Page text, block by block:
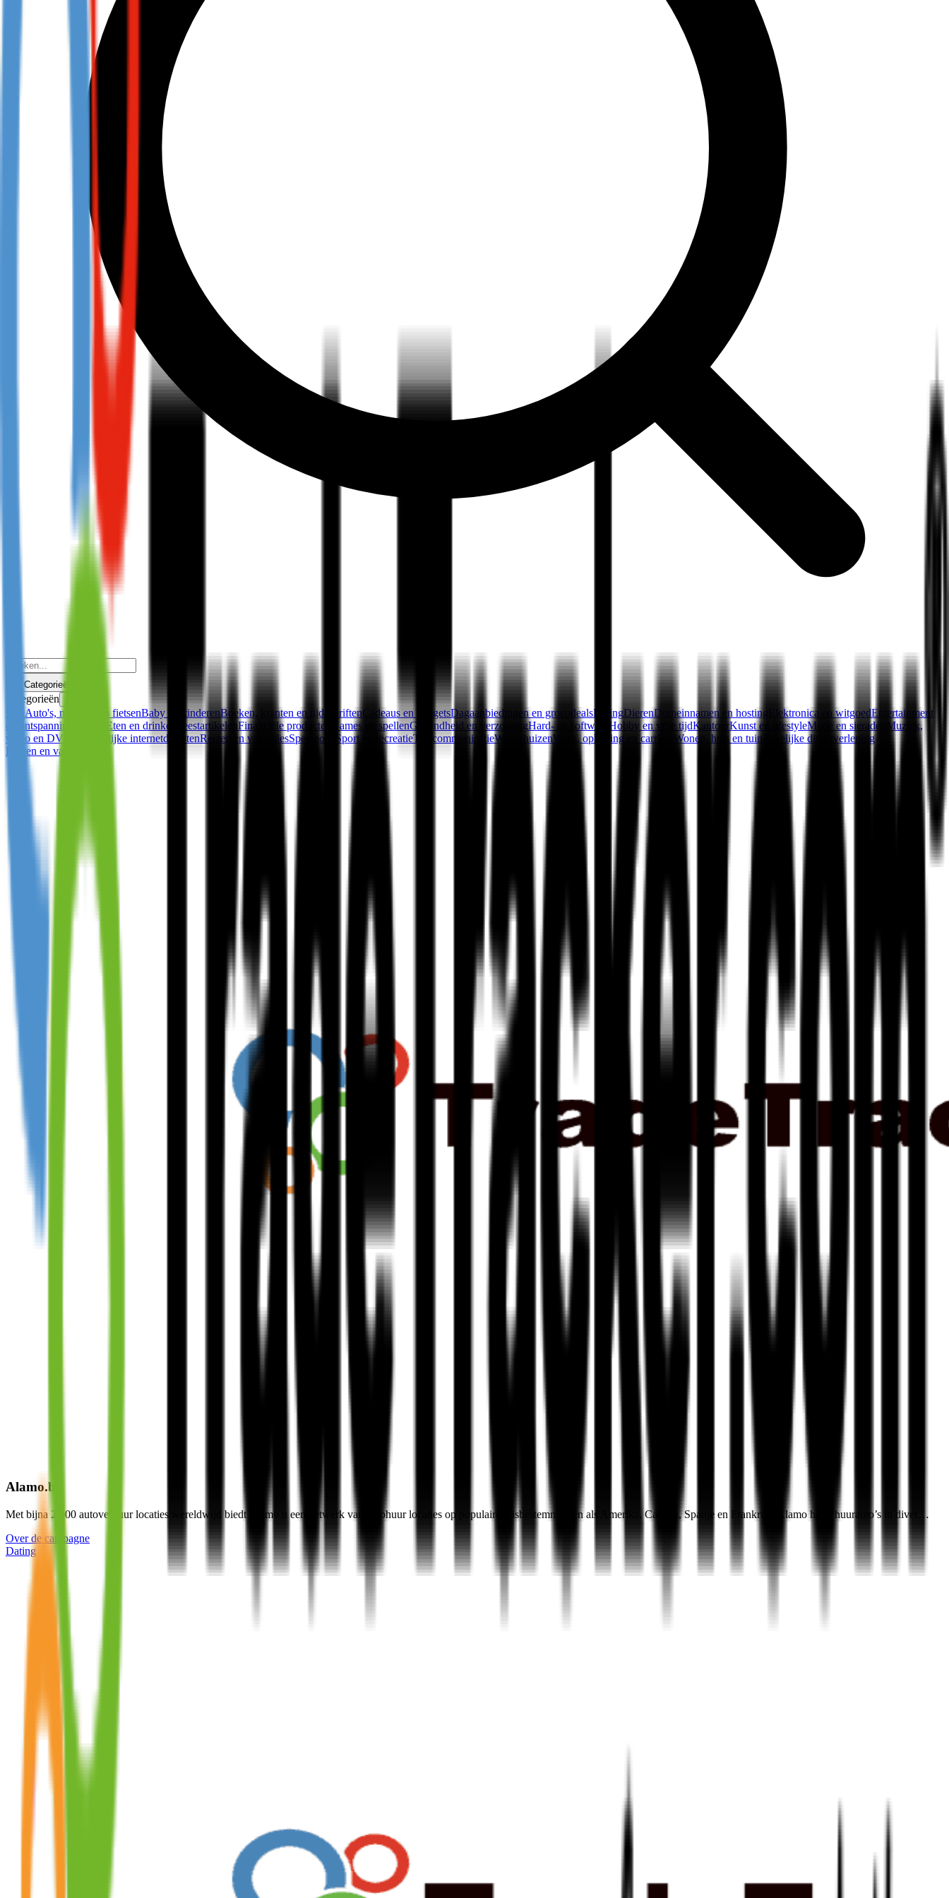
Categorieën
Categorieën
AlleAuto's, motoren en fietsenBaby en kinderenBoeken, kranten en tijdschriftenCadeaus en gadgetsDagaanbiedingen en groepdealsDatingDierenDomeinnamen en hosting Elektronica en witgoedEntertainment
en ontspanning
Eten en drinken FeestartikelenFinanciële producten Games en spellenGezondheid en verzorgingHard- en software Hobby en vrije tijdKantoorKunst en lifestyleMode en sieraden
Muziek,
video en DVD
Persoonlijke internetdienstenReizen en vakantiesSpeelgoed Sport en recreatieTelecommunicatieWarenhuizenWerk, opleiding en carrière Wonen, huis en tuin Zakelijke dienstverlening
Reizen en vakanties
Alamo.be
Met bijna 2.000 autoverhuur locaties wereldwijd biedt Alamo u een netwerk van autohuur locaties op populaire reisbestemmingen als Amerika, Canada, Spanje en Frankrijk. Alamo heeft huurauto’s in diver…
Over de campagne
Dating